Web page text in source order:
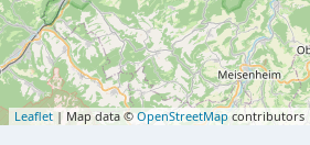
Leaflet | Map data © OpenStreetMap contributors